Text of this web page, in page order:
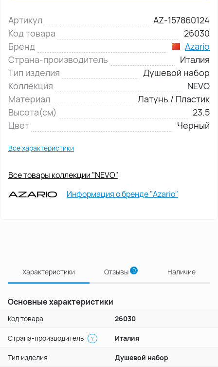
Артикул
AZ-157860124
Код товара
26030
Бренд
Azario
Страна-производитель
Италия
Тип изделия
Душевой набор
Коллекция
NEVO
Материал
Латунь / Пластик
Высота(см)
23.5
Цвет
Черный
Все характеристики
Все товары коллекции "NEVO"
Информация о бренде "Azario"
Характеристики Отзывы 0 Наличие
Основные характеристики
Код товара 26030
Страна-производитель ? Италия
Тип изделия Душевой набор